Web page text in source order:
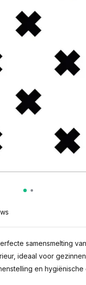
samensmelting
ideaal voor
en